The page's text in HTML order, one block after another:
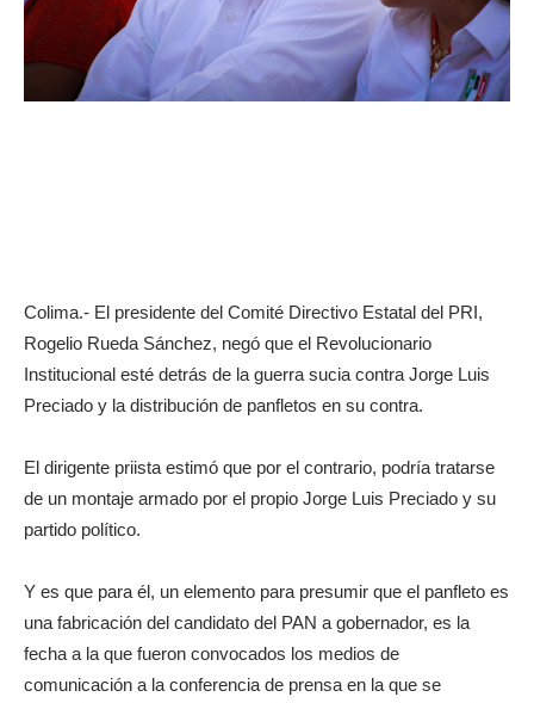
Colima.- El presidente del Comité Directivo Estatal del PRI,
Rogelio Rueda Sánchez, negó que el Revolucionario
Institucional esté detrás de la guerra sucia contra Jorge Luis
Preciado y la distribución de panfletos en su contra.
El dirigente priista estimó que por el contrario, podría tratarse
de un montaje armado por el propio Jorge Luis Preciado y su
partido político.
Y es que para él, un elemento para presumir que el panfleto es
una fabricación del candidato del PAN a gobernador, es la
fecha a la que fueron convocados los medios de
comunicación a la conferencia de prensa en la que se